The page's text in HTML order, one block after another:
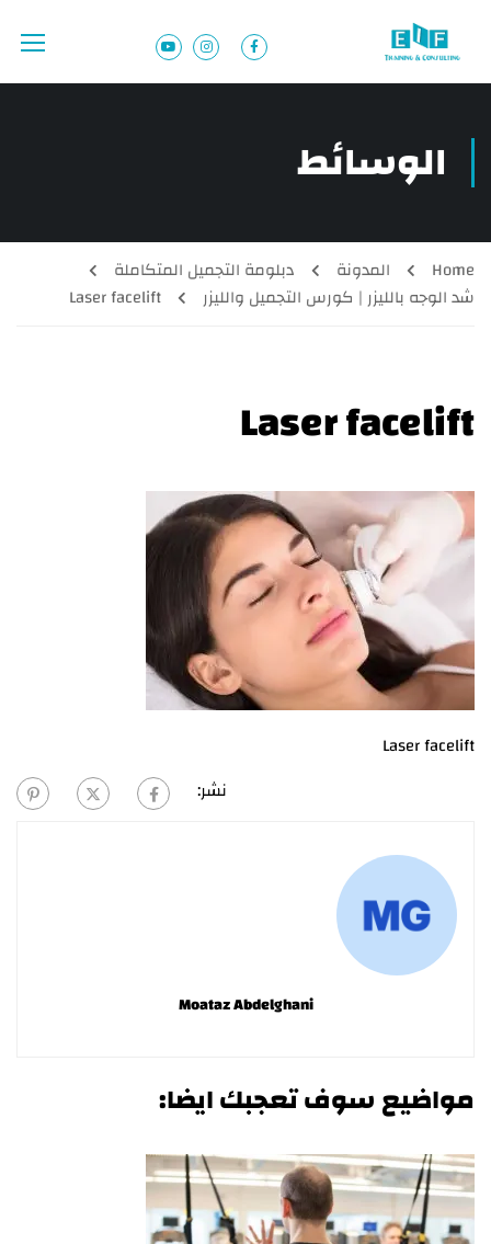
الوسائط
Home المدونة
دبلومة التجميل المتكاملة
شد الوجه بالليزر | كورس التجميل والليزر
Laser facelift
Laser facelift
Laser facelift
نشر:
Moataz Abdelghani
مواضيع سوف تعجبك ايضا: